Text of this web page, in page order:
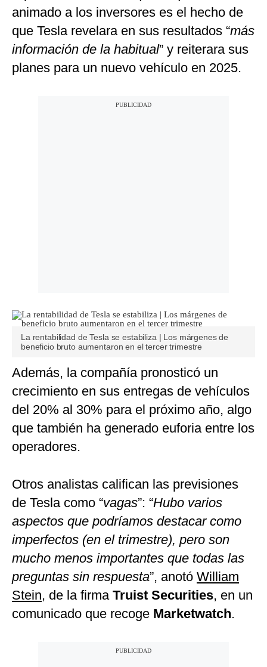
animado a los inversores es el hecho de
que Tesla revelara en sus resultados “más
información de la habitual” y reiterara sus
planes para un nuevo vehículo en 2025.
La rentabilidad de Tesla se estabiliza | Los márgenes de
beneficio bruto aumentaron en el tercer trimestre
Además, la compañía pronosticó un
crecimiento en sus entregas de vehículos
del 20% al 30% para el próximo año, algo
que también ha generado euforia entre los
operadores.
Otros analistas califican las previsiones
de Tesla como “vagas”: “Hubo varios
aspectos que podríamos destacar como
imperfectos (en el trimestre), pero son
mucho menos importantes que todas las
preguntas sin respuesta”, anotó William
Stein, de la firma Truist Securities, en un
comunicado que recoge Marketwatch.